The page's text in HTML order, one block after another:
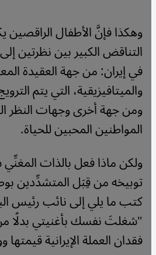
وهكذا فإنَّ الأطفال
التناقض الكبير بين نظرتين
في إيران: من جهة العقيدة
والميتافيزيقية، التي يتم
ومن جهة أخرى وجهات النظر
المواطنين المحبين للحياة.
ولكن ماذا فعل بالذات
توبيخه من قِبَل المتشدِّدين
كتب ما يلي إلى نائب رئيس
"شغلتَ نفسك بأغنيتي بدلًا
فقدان العملة الإيرانية